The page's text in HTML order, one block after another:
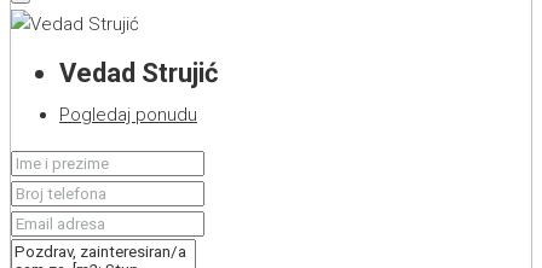
Vedad Strujić
Pogledaj ponudu